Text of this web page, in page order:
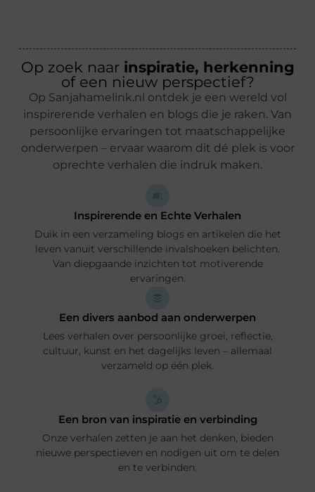
Op zoek naar inspiratie, herkenning
of een nieuw perspectief?
Op Sanjahamelink.nl ontdek je een wereld vol
inspirerende verhalen en blogs die je raken. Van
persoonlijke ervaringen tot maatschappelijke
onderwerpen – ervaar waarom dit dé plek is voor
oprechte verhalen die indruk maken.
Inspirerende en Echte Verhalen
Duik in een verzameling blogs en artikelen die het
leven vanuit verschillende invalshoeken belichten.
Van diepgaande inzichten tot motiverende
ervaringen.
Een divers aanbod aan onderwerpen
Lees verhalen over persoonlijke groei, reflectie,
cultuur, kunst en het dagelijks leven – allemaal
verzameld op één plek.
Een bron van inspiratie en verbinding
Onze verhalen zetten je aan het denken, bieden
nieuwe perspectieven en nodigen uit om te delen
en te verbinden.